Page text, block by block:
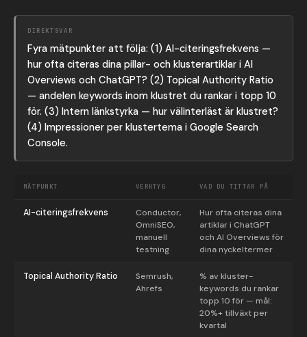
DIREKTSVAR
Fyra mätpunkter att följa: (1) AI-citeringsfrekvens —
hur ofta citeras dina pillar- och klusterartiklar i AI
Overviews och ChatGPT? (2) Topical Authority Ratio
— andelen keywords inom klustret du rankar i topp 10
för. (3) Intern länkstyrka — hur välinterläst är klustret?
(4) Impressioner per klustertema i Google Search
Console.
MÄTPUNKT VERKTYG VAD DU TITTAR PÅ
AI-citeringsfrekvens
Conductor,
OmniSEO,
manuell
testning
Hur ofta citeras dina
artiklar i ChatGPT
och AI Overviews för
dina nyckeltermer
Topical Authority Ratio
Semrush,
Ahrefs
% av kluster-
keywords du rankar
topp 10 för — mål:
20%+ tillväxt per
kvartal